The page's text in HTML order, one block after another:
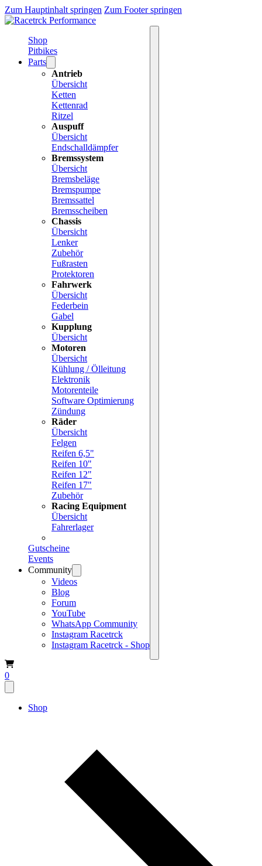
Zum Hauptinhalt springen Zum Footer springen
Shop
Pitbikes
Parts
Antrieb
Übersicht
Ketten
Kettenrad
Ritzel
Auspuff
Übersicht
Endschalldämpfer
Bremssystem
Übersicht
Bremsbeläge
Bremspumpe
Bremssattel
Bremsscheiben
Chassis
Übersicht
Lenker
Zubehör
Fußrasten
Protektoren
Fahrwerk
Übersicht
Federbein
Gabel
Kupplung
Übersicht
Motoren
Übersicht
Kühlung / Ölleitung
Elektronik
Motorenteile
Software Optimierung
Zündung
Räder
Übersicht
Felgen
Reifen 6,5"
Reifen 10"
Reifen 12"
Reifen 17"
Zubehör
Racing Equipment
Übersicht
Fahrerlager
Gutscheine
Events
Community
Videos
Blog
Forum
YouTube
WhatsApp Community
Instagram Racetrck
Instagram Racetrck - Shop
0
Shop